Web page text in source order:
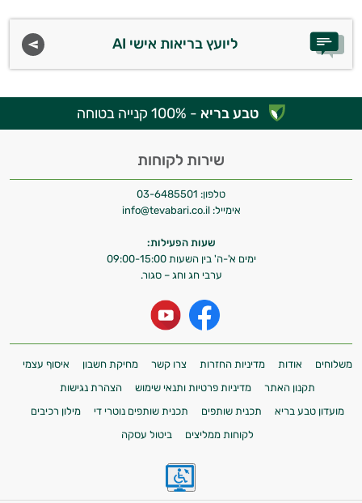
ליועץ בריאות אישי AI
טבע בריא - 100% קנייה בטוחה
שירות לקוחות
טלפון: 03-6485501
אימייל: info@tevabari.co.il
שעות הפעילות:
ימים א'-ה' בין השעות 09:00-15:00
ערבי חג וחג – סגור.
משלוחים אודות מדיניות החזרות צרו קשר מחיקת חשבון
איסוף עצמי
תקנון האתר
מדיניות פרטיות ותנאי שימוש
הצהרת נגישות
מועדון טבע בריא
תכנית שותפים תכנית שותפים נוטרי די
מילון רכיבים
לקוחות ממליצים
ביטול עסקה
התזונה ומוצרי הבריאות המדויקים למטרות
יום וגם בתחום הכושר והספורט.
המטרה שלי היא להתאים עבורך המלצות